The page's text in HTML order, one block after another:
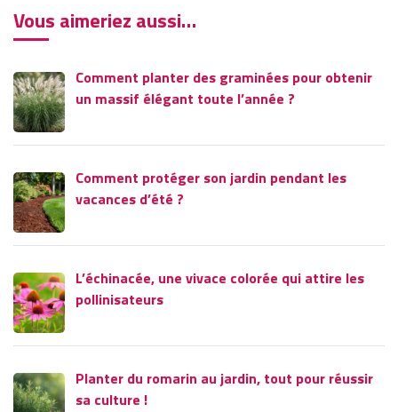
Vous aimeriez aussi…
Comment planter des graminées pour obtenir
un massif élégant toute l’année ?
Comment protéger son jardin pendant les
vacances d’été ?
L’échinacée, une vivace colorée qui attire les
pollinisateurs
Planter du romarin au jardin, tout pour réussir
sa culture !